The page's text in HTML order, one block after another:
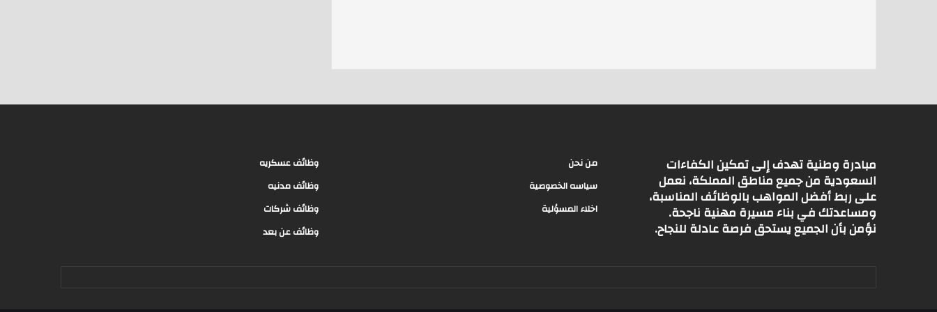
مبادرة وطنية تهدف إلى تمكين الكفاءات
السعودية من جميع مناطق المملكة، نعمل
على ربط أفضل المواهب بالوظائف المناسبة،
ومساعدتك في بناء مسيرة مهنية ناجحة.
نؤمن بأن الجميع يستحق فرصة عادلة للنجاح.
من نحن
سياسه الخصوصية
اخلاء المسؤلية
وظائف عسكريه
وظائف مدنيه
وظائف شركات
وظائف عن بعد